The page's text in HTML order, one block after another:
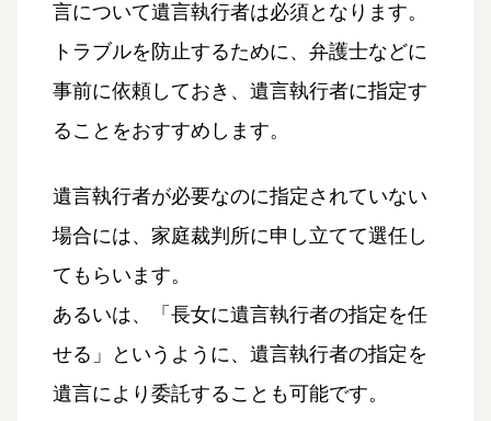
言について遺言執行者は必須となります。
トラブルを防止するために、弁護士などに
事前に依頼しておき、遺言執行者に指定す
ることをおすすめします。
遺言執行者が必要なのに指定されていない
場合には、家庭裁判所に申し立てて選任し
てもらいます。
あるいは、「長女に遺言執行者の指定を任
せる」というように、遺言執行者の指定を
遺言により委託することも可能です。